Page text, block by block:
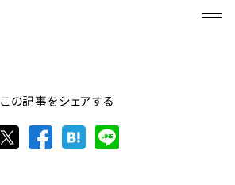
この記事をシェアする